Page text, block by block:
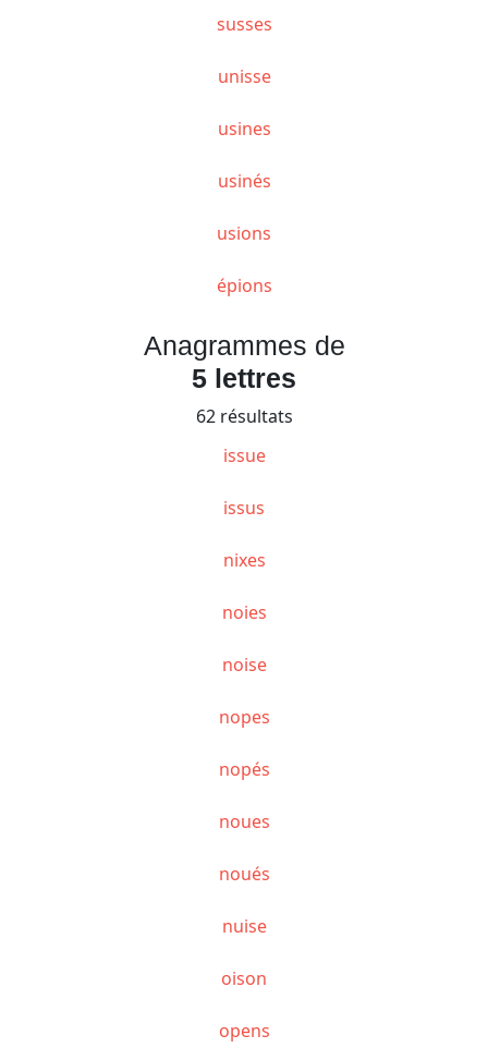
susses
unisse
usines
usinés
usions
épions
Anagrammes de
5 lettres
62 résultats
issue
issus
nixes
noies
noise
nopes
nopés
noues
noués
nuise
oison
opens